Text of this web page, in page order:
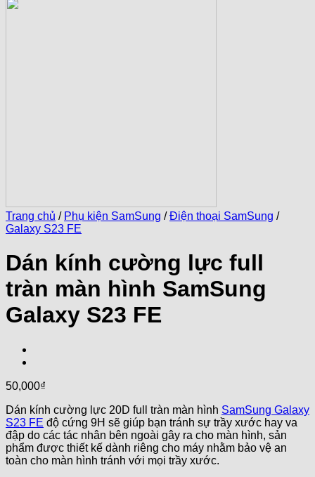
Trang chủ / Phụ kiện SamSung / Điện thoại SamSung /
Galaxy S23 FE
Dán kính cường lực full
tràn màn hình SamSung
Galaxy S23 FE
50,000₫
Dán kính cường lực 20D full tràn màn hình SamSung Galaxy
S23 FE độ cứng 9H sẽ giúp bạn tránh sự trầy xước hay va
đập do các tác nhân bên ngoài gây ra cho màn hình, sản
phẩm được thiết kế dành riêng cho máy nhằm bảo vệ an
toàn cho màn hình tránh với mọi trầy xước.